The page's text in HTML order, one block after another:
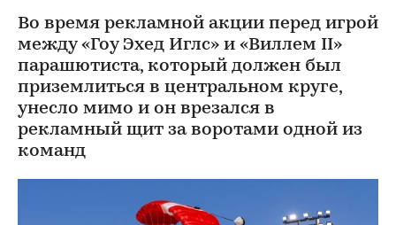
Во время рекламной акции перед игрой
между «Гоу Эхед Иглс» и «Виллем II»
парашютиста, который должен был
приземлиться в центральном круге,
унесло мимо и он врезался в
рекламный щит за воротами одной из
команд